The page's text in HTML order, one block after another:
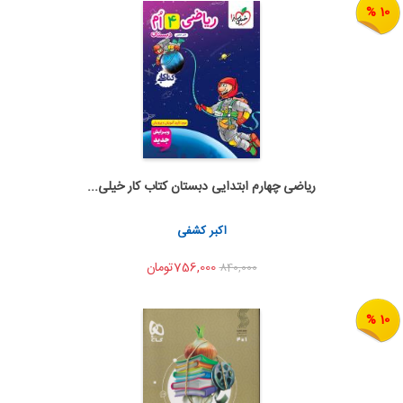
10 %
اضافه به سبد خرید
اشتراک گذاری
ریاضی چهارم ابتدایی دبستان کتاب کار خیلی...
اکبر کشفی
840,000756,000تومان
10 %